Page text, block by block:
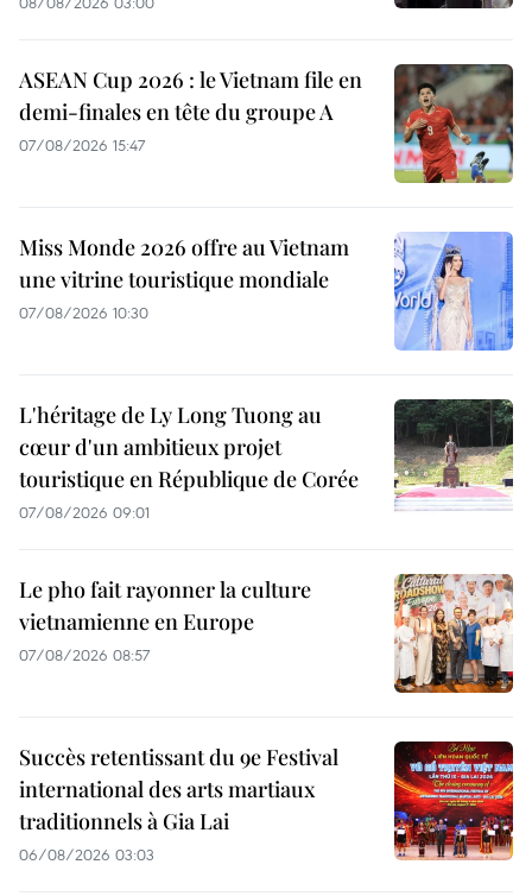
ASEAN Cup 2026 : le Vietnam file en
demi-finales en tête du groupe A
07/08/2026 15:47
Miss Monde 2026 offre au Vietnam
une vitrine touristique mondiale
07/08/2026 10:30
L'héritage de Ly Long Tuong au
cœur d'un ambitieux projet
touristique en République de Corée
07/08/2026 09:01
Le pho fait rayonner la culture
vietnamienne en Europe
07/08/2026 08:57
Succès retentissant du 9e Festival
international des arts martiaux
traditionnels à Gia Lai
06/08/2026 03:03